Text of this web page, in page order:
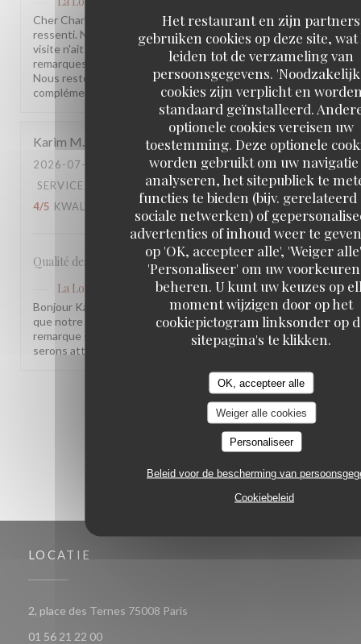
Het restaurant en zijn partners
gebruiken cookies op deze site,
leiden tot de verzameling van
persoonsgegevens.
cookies zijn verplicht en
standaard geïnstalleerd.
optionele cookies vereisen uw
toestemming. Deze optionele
worden gebruikt om uw
analyseren, het sitepubliek te
functies te bieden (bijv. gerelateerd
sociale netwerken) of
advertenties of inhoud weer te
op 'OK, accepteer alle', 'Weiger
'Personaliseer' om uw
beheren. U kunt uw keuzes op
moment wijzigen door op het
cookiepictogram linksonder op
sitepagina's te klikken.
OK, accepteer alle
Weiger alle cookies
Personaliseer
Beleid voor de bescherming van
Cookiebeleid
Cher Charles, Merci d'avoir pris le temps de partager votre
ressenti. Nous sommes sincèrement désolés que votre
visite n'ait pas été à la hauteur de vos attentes. Vos
remarques sont précieuses et nous les prenons à cœur.
Nous restons à votre disposition pour tout échange
complémentaire. L'équipe de la Brasserie La Lorraine
Karim M
2026-07-17
- 20:30 - GASTEN 2
SERVICE
ATMOSFEER: 4/5 KEUKEN:
4/5 KWALITEIT / PRIJS: 3/5
Qualité des plats, cadre et amabilité de l’équipe
La Lorraine
heeft op deze beoordeling gereageerd
Bonjour Karim, Merci pour ce retour ! Nous sommes ravis
que notre équipe et l'ambiance vous aient plu. Votre
remarque sur le rapport qualité-prix est notée, nous y
serons attentifs. À très bientôt !
3
LOCATIE
2, place des Ternes 75008 Paris
01 56 21 22 00